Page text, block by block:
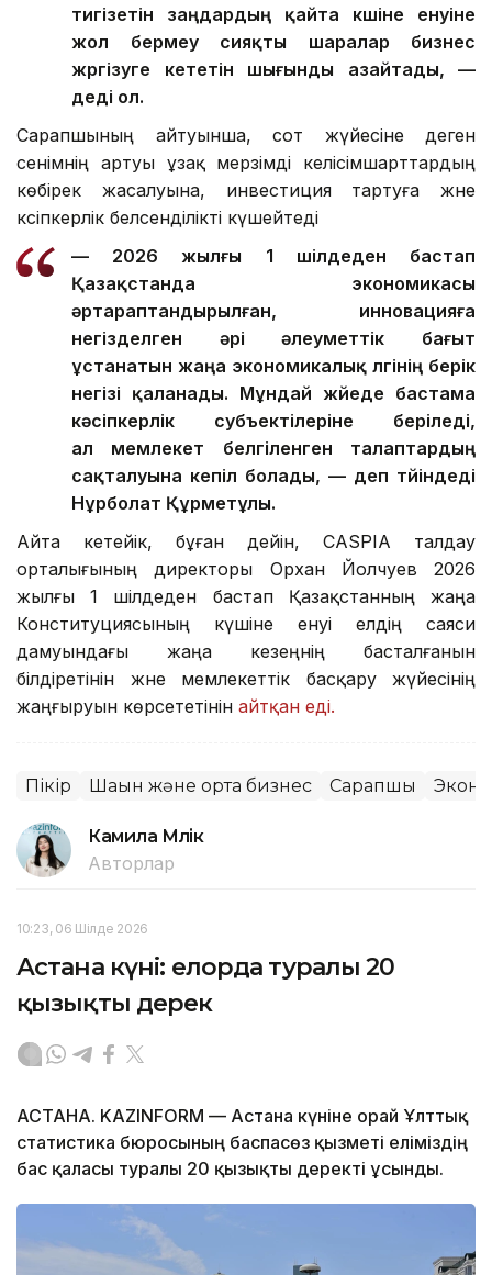
тигізетін заңдардың қайта күшіне енуіне
жол бермеу сияқты шаралар бизнес
жүргізуге кететін шығынды азайтады, —
деді ол.
Сарапшының айтуынша, сот жүйесіне деген
сенімнің артуы ұзақ мерзімді келісімшарттардың
көбірек жасалуына, инвестиция тартуға және
кәсіпкерлік белсенділікті күшейтеді
— 2026 жылғы 1 шілдеден бастап
Қазақстанда экономикасы
әртараптандырылған, инновацияға
негізделген әрі әлеуметтік бағыт
ұстанатын жаңа экономикалық үлгінің берік
негізі қаланады. Мұндай жүйеде бастама
кәсіпкерлік субъектілеріне беріледі,
ал мемлекет белгіленген талаптардың
сақталуына кепіл болады, — деп түйіндеді
Нұрболат Құрметұлы.
Айта кетейік, бұған дейін, CASPIA талдау
орталығының директоры Орхан Йолчуев 2026
жылғы 1 шілдеден бастап Қазақстанның жаңа
Конституциясының күшіне енуі елдің саяси
дамуындағы жаңа кезеңнің басталғанын
білдіретінін және мемлекеттік басқару жүйесінің
жаңғыруын көрсететінін айтқан еді.
Пікір Шағын және орта бизнес Сарапшы
Камила Мүлік
Авторлар
10:23, 06 Шілде 2026
Астана күні: елорда туралы 20
қызықты дерек
АСТАНА. KAZINFORM — Астана күніне орай Ұлттық
статистика бюросының баспасөз қызметі еліміздің
бас қаласы туралы 20 қызықты деректі ұсынды.